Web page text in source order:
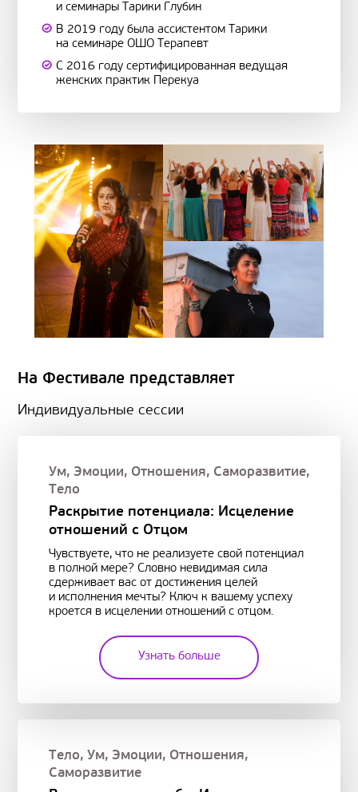
и семинары Тарики Глубин
В 2019 году была ассистентом Тарики
на семинаре ОШО Терапевт
С 2016 году сертифицированная ведущая
женских практик Перекуа
На Фестивале представляет
Индивидуальные сессии
Ум,Эмоции,Отношения,Саморазвитие,
Тело
Раскрытие потенциала: Исцеление
отношений с Отцом
Чувствуете, что не реализуете свой потенциал
в полной мере? Словно невидимая сила
сдерживает вас от достижения целей
и исполнения мечты? Ключ к вашему успеху
кроется в исцелении отношений с отцом.
Узнать больше
Тело,Ум,Эмоции,Отношения,
Саморазвитие